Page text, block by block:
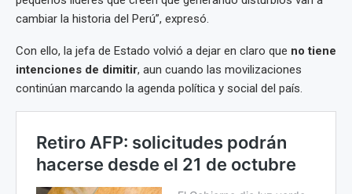
cambiar la historia del Perú”, expresó.
Con ello, la jefa de Estado volvió a dejar en claro que no tiene
intenciones de dimitir, aun cuando las movilizaciones
continúan marcando la agenda política y social del país.